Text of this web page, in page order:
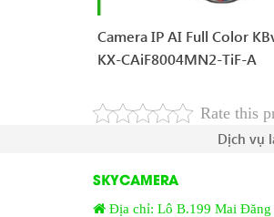
Camera IP AI Full Color
KX-CAiF8004MN2-TiF-A
Rate this
Dịch vụ
SKYCAMERA
Địa chỉ: Lô B.199 Mai Đăng